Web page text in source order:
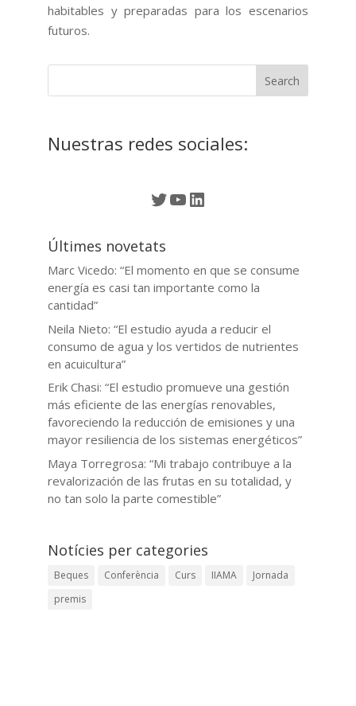
habitables y preparadas para los escenarios
futuros.
Nuestras redes sociales:
Twitter
YouTube
LinkedIn
Últimes novetats
Marc Vicedo: “El momento en que se consume
energía es casi tan importante como la
cantidad”
Neila Nieto: “El estudio ayuda a reducir el
consumo de agua y los vertidos de nutrientes
en acuicultura”
Erik Chasi: “El estudio promueve una gestión
más eficiente de las energías renovables,
favoreciendo la reducción de emisiones y una
mayor resiliencia de los sistemas energéticos”
Maya Torregrosa: “Mi trabajo contribuye a la
revalorización de las frutas en su totalidad, y
no tan solo la parte comestible”
Notícies per categories
Beques Conferència Curs IIAMA
Jornada
premis